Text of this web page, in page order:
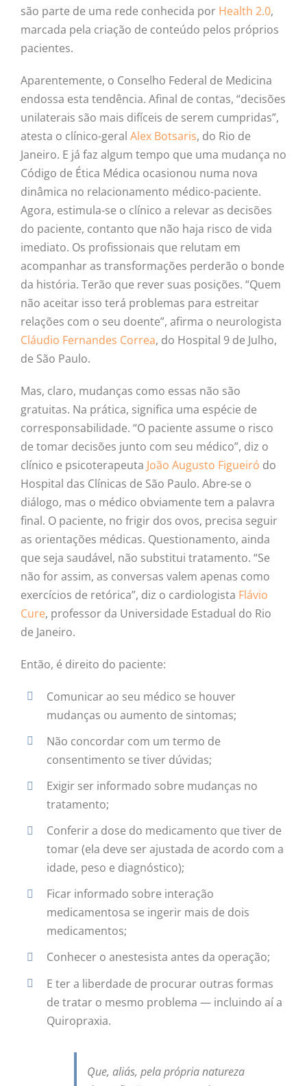
são parte de uma rede conhecida por Health 2.0,
marcada pela criação de conteúdo pelos próprios
pacientes.
Aparentemente, o Conselho Federal de Medicina
endossa esta tendência. Afinal de contas, “decisões
unilaterais são mais difíceis de serem cumpridas”,
atesta o clínico-geral Alex Botsaris, do Rio de
Janeiro. E já faz algum tempo que uma mudança no
Código de Ética Médica ocasionou numa nova
dinâmica no relacionamento médico-paciente.
Agora, estimula-se o clínico a relevar as decisões
do paciente, contanto que não haja risco de vida
imediato. Os profissionais que relutam em
acompanhar as transformações perderão o bonde
da história. Terão que rever suas posições. “Quem
não aceitar isso terá problemas para estreitar
relações com o seu doente”, afirma o neurologista
Cláudio Fernandes Correa, do Hospital 9 de Julho,
de São Paulo.
Mas, claro, mudanças como essas não são
gratuitas. Na prática, significa uma espécie de
corresponsabilidade. “O paciente assume o risco
de tomar decisões junto com seu médico”, diz o
clínico e psicoterapeuta João Augusto Figueiró do
Hospital das Clínicas de São Paulo. Abre-se o
diálogo, mas o médico obviamente tem a palavra
final. O paciente, no frigir dos ovos, precisa seguir
as orientações médicas. Questionamento, ainda
que seja saudável, não substitui tratamento. “Se
não for assim, as conversas valem apenas como
exercícios de retórica”, diz o cardiologista Flávio
Cure, professor da Universidade Estadual do Rio
de Janeiro.
Então, é direito do paciente:
Comunicar ao seu médico se houver
mudanças ou aumento de sintomas;
Não concordar com um termo de
consentimento se tiver dúvidas;
Exigir ser informado sobre mudanças no
tratamento;
Conferir a dose do medicamento que tiver de
tomar (ela deve ser ajustada de acordo com a
idade, peso e diagnóstico);
Ficar informado sobre interação
medicamentosa se ingerir mais de dois
medicamentos;
Conhecer o anestesista antes da operação;
E ter a liberdade de procurar outras formas
de tratar o mesmo problema — incluindo aí a
Quiropraxia.
Que, aliás, pela própria natureza